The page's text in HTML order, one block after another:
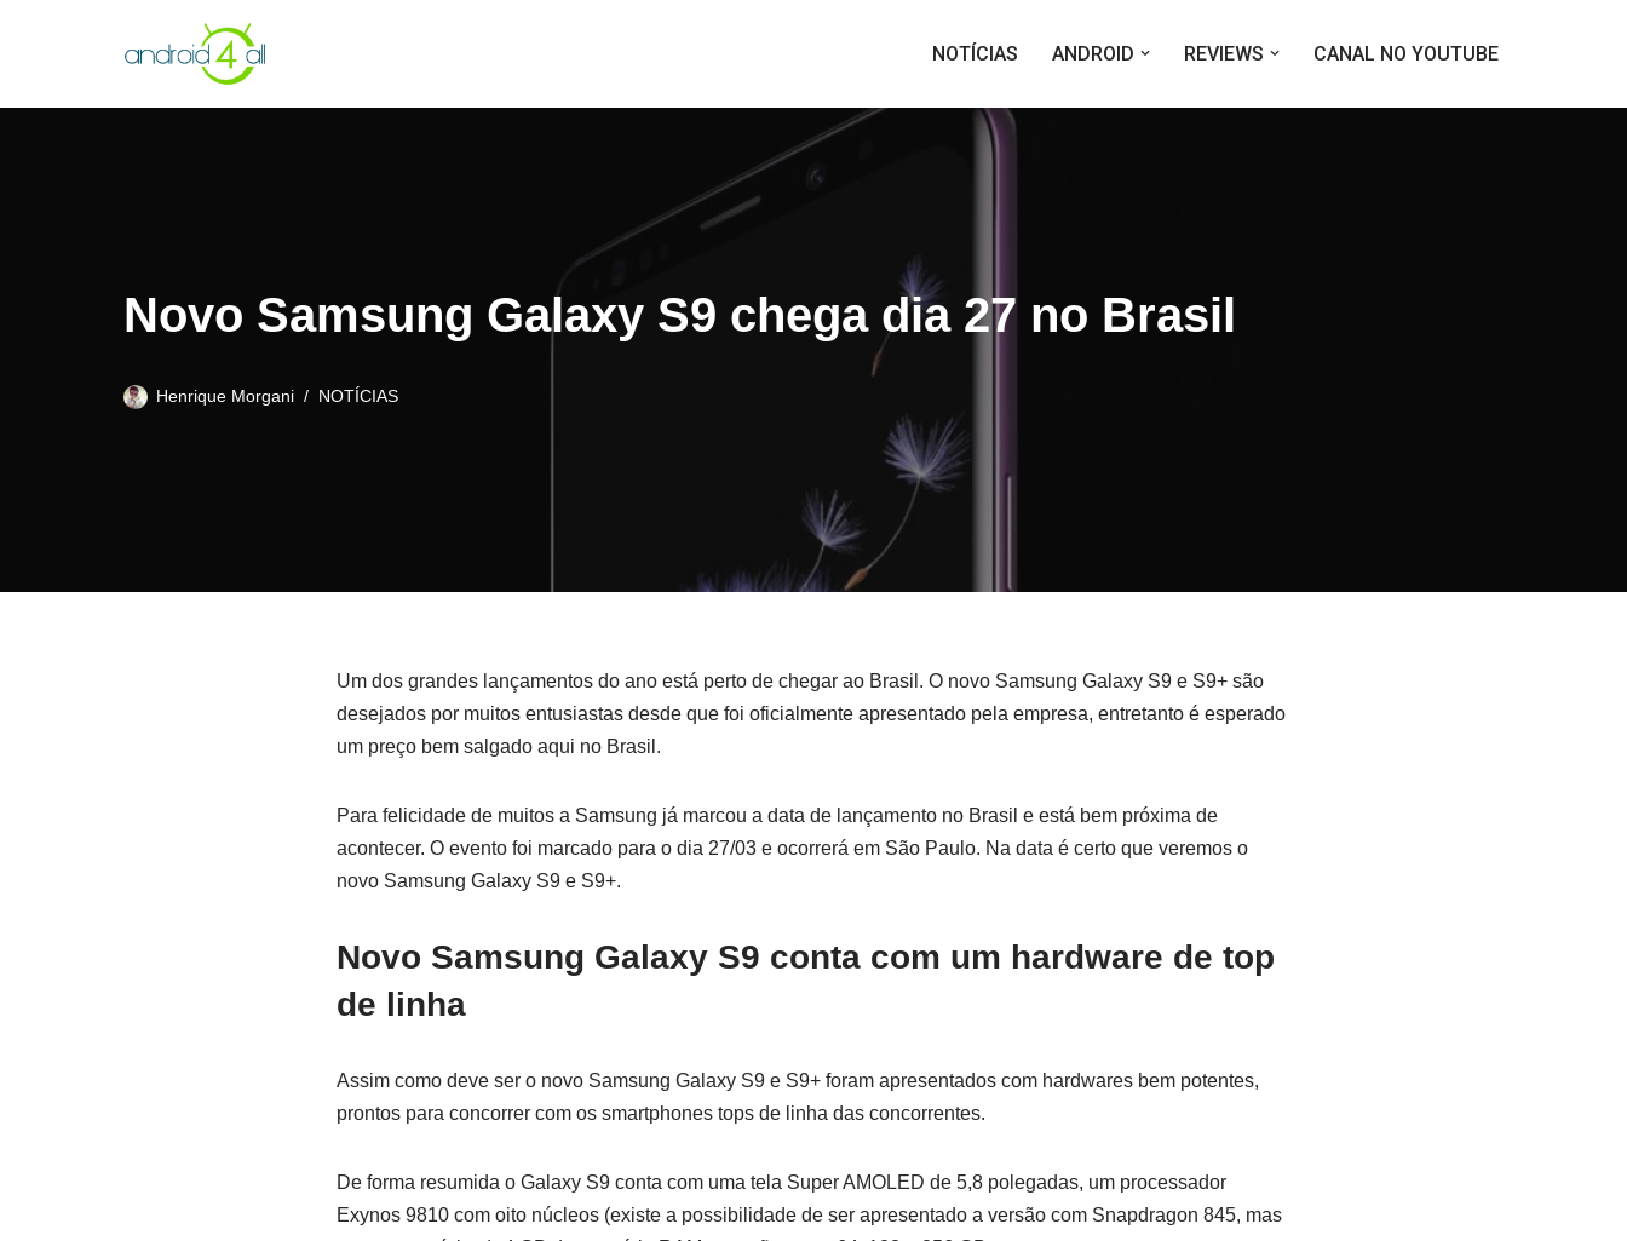
NOTÍCIAS ANDROID REVIEWS CANAL NO YOUTUBE
Novo Samsung Galaxy S9 chega dia 27 no Brasil
Henrique Morgani NOTÍCIAS
Um dos grandes lançamentos do ano está perto de chegar ao Brasil. O novo Samsung Galaxy S9 e S9+ são
desejados por muitos entusiastas desde que foi oficialmente apresentado pela empresa, entretanto é esperado
um preço bem salgado aqui no Brasil.
Para felicidade de muitos a Samsung já marcou a data de lançamento no Brasil e está bem próxima de
acontecer. O evento foi marcado para o dia 27/03 e ocorrerá em São Paulo. Na data é certo que veremos o
novo Samsung Galaxy S9 e S9+.
Novo Samsung Galaxy S9 conta com um hardware de top
de linha
Assim como deve ser o novo Samsung Galaxy S9 e S9+ foram apresentados com hardwares bem potentes,
prontos para concorrer com os smartphones tops de linha das concorrentes.
De forma resumida o Galaxy S9 conta com uma tela Super AMOLED de 5,8 polegadas, um processador
Exynos 9810 com oito núcleos (existe a possibilidade de ser apresentado a versão com Snapdragon 845, mas